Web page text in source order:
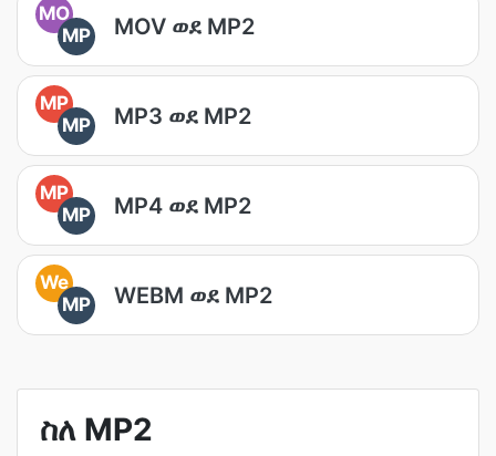
MO
MP
MOV ወደ MP2
MP
MP
MP3 ወደ MP2
MP
MP
MP4 ወደ MP2
We
MP
WEBM ወደ MP2
ስለ MP2